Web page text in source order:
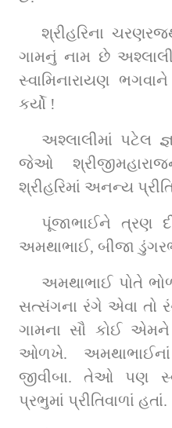
શ્રીહરિના
ગામનું નામ છે અશ્લાલી
સ્વામિનારાયણ
કર્યો !
અશ્લાલીમાં પટેલ
જેઓ
શ્રીહરિમાં અનન્ય
પૂંજાભાઈને ત્રણ
અમથાભાઈ, બીજા
અમથાભાઈ પોતે
સત્સંગના રંગે એવા તો
ગામના સૌ કોઈ
ઓળખે.
જીવીબા. તેઓ પણ
પ્રભુમાં પ્રીતિવાળાં હતાં.